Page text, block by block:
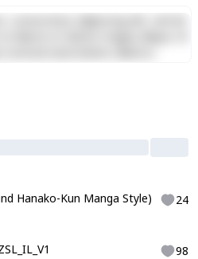
adipiscing elit, sed do
consequat. Duis aute irure
velit esse cillum dolore eu
sint occaecat cupidatat non
deserunt mollit anim id est
Hanako-Kun Manga Style) 24
98